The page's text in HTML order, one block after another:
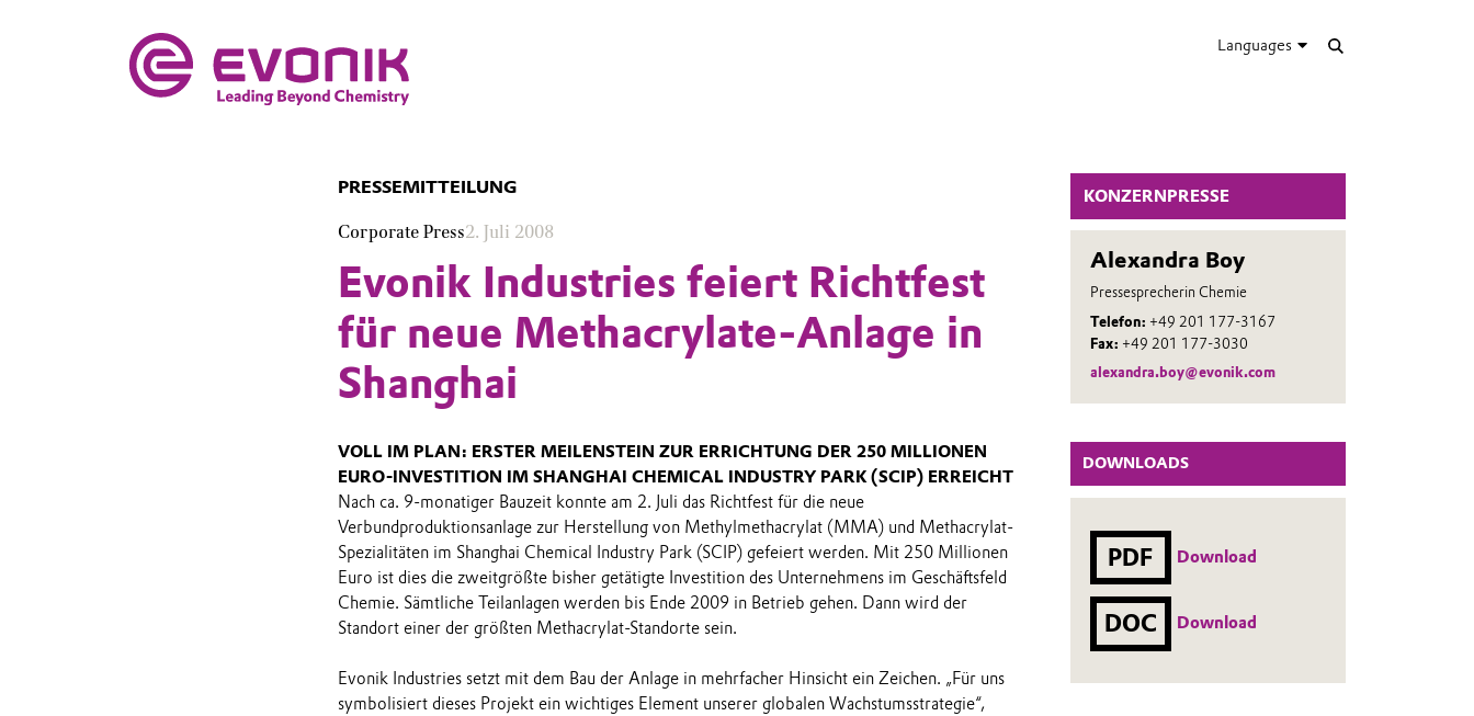
Languages
KONZERNPRESSE
Alexandra Boy
Pressesprecherin Chemie
Telefon: +49 201 177-3167
Fax: +49 201 177-3030
alexandra.boy@evonik.com
DOWNLOADS
PDF Download
DOC Download
PRESSEMITTEILUNG
Corporate Press2. Juli 2008
Evonik Industries feiert Richtfest
für neue Methacrylate-Anlage in
Shanghai
VOLL IM PLAN: ERSTER MEILENSTEIN ZUR ERRICHTUNG DER 250 MILLIONEN
EURO-INVESTITION IM SHANGHAI CHEMICAL INDUSTRY PARK (SCIP) ERREICHT
Nach ca. 9-monatiger Bauzeit konnte am 2. Juli das Richtfest für die neue
Verbundproduktionsanlage zur Herstellung von Methylmethacrylat (MMA) und Methacrylat-
Spezialitäten im Shanghai Chemical Industry Park (SCIP) gefeiert werden. Mit 250 Millionen
Euro ist dies die zweitgrößte bisher getätigte Investition des Unternehmens im Geschäftsfeld
Chemie. Sämtliche Teilanlagen werden bis Ende 2009 in Betrieb gehen. Dann wird der
Standort einer der größten Methacrylat-Standorte sein.
Evonik Industries setzt mit dem Bau der Anlage in mehrfacher Hinsicht ein Zeichen. „Für uns
symbolisiert dieses Projekt ein wichtiges Element unserer globalen Wachstumsstrategie“,